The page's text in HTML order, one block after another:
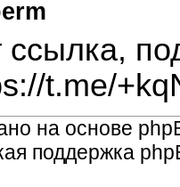
ссылка,
t.me/
на основе
поддержка